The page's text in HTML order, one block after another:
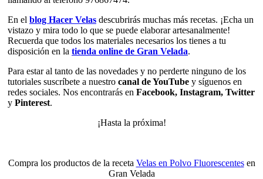
En el blog Hacer Velas descubrirás muchas más recetas. ¡Echa un
vistazo y mira todo lo que se puede elaborar artesanalmente!
Recuerda que todos los materiales necesarios los tienes a tu
disposición en la tienda online de Gran Velada.
Para estar al tanto de las novedades y no perderte ninguno de los
tutoriales suscríbete a nuestro canal de YouTube y síguenos en
redes sociales. Nos encontrarás en Facebook, Instagram, Twitter
y Pinterest.
¡Hasta la próxima!
Compra los productos de la receta Velas en Polvo Fluorescentesen
Gran Velada